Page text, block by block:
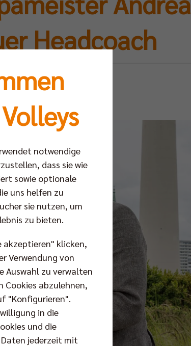
Headcoach
notwendige
dass sie wie
sowie optionale
uns helfen zu
sie nutzen, um
zu bieten.
akzeptieren" klicken,
Verwendung von
Auswahl zu verwalten
Cookies abzulehnen,
"Konfigurieren".
in die
und die
jederzeit mit